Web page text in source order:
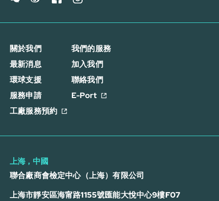
關於我們
我們的服務
最新消息
加入我們
環球支援
聯絡我們
服務申請
E-Port
工廠服務預約
上海，中國
聯合廠商會檢定中心（上海）有限公司
上海市靜安區海甯路1155號匯能大悅中心9樓F07